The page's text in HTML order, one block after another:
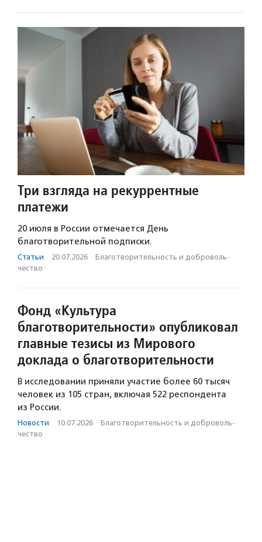
Три взгляда на рекуррентные
платежи
20 июля в России отмечается День
благотворительной подписки.
Статьи · 20.07.2026 · Благотвори­тель­ность и доброволь­
чест­во
Фонд «Культура
благотворительности» опубликовал
главные тезисы из Мирового
доклада о благотворительности
В исследовании приняли участие более 60 тысяч
человек из 105 стран, включая 522 респондента
из России.
Новости · 10.07.2026 · Благотвори­тель­ность и доброволь­
чест­во